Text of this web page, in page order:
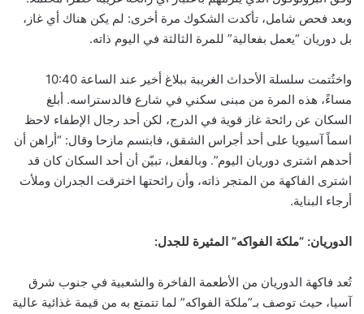
وبعد فحص شامل، تأكدت الشكوك مرة أخرى: لم يكن هناك أي غاز،
بل دوريان “يعمل بفعالية” للمرة الثالثة في اليوم ذاته.
واختُتمت سلسلة الأحداث الغريبة ببلاغ أخير عند الساعة 10:40
مساءً، هذه المرة من مبنى سكني في شارع فالدستراسه. أبلغ
السكان عن رائحة غاز قوية في الدرج، لكن أحد رجال الإطفاء لاحظ
اسماً آسيويا على أحد أجراس الشقق، فابتسم مازحا وقال: “أراهن أن
أحدهم اشترى دوريان اليوم”. وبالفعل، تبيّن أن أحد السكان كان قد
اشترى الفاكهة من المتجر ذاته، وأن رائحتها اخترقت الجدران وملأت
أرجاء البناية.
الدوريان: “ملكة الفواكه” المثيرة للجدل:
تُعد فاكهة الدوريان من الأطعمة الفاخرة والشعبية في جنوب شرق
آسيا، حيث توصف بـ”ملكة الفواكه” لما تتمتع به من قيمة غذائية عالية